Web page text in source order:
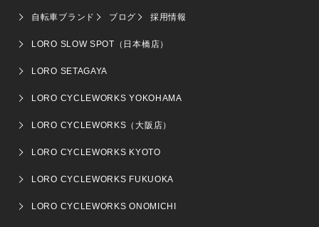
自転車ブランド ブログ 採用情報
LORO SLOW SPOT（日本橋店）
LORO SETAGAYA
LORO CYCLEWORKS YOKOHAMA
LORO CYCLEWORKS（大阪店）
LORO CYCLEWORKS KYOTO
LORO CYCLEWORKS FUKUOKA
LORO CYCLEWORKS ONOMICHI